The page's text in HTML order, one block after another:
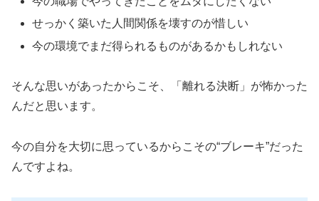
せっかく築いた人間関係を壊すのが惜しい
今の環境でまだ得られるものがあるかもしれない
そんな思いがあったからこそ、「離れる決断」が怖かった
んだと思います。
今の自分を大切に思っているからこその“ブレーキ”だった
んですよね。